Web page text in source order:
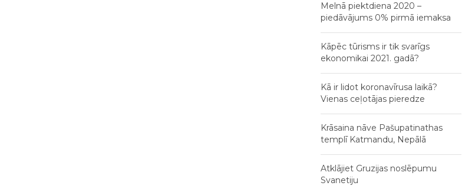
Melnā piektdiena 2020 –
piedāvājums 0% pirmā iemaksa
Kāpēc tūrisms ir tik svarīgs
ekonomikai 2021. gadā?
Kā ir lidot koronavīrusa laikā?
Vienas ceļotājas pieredze
Krāsaina nāve Pašupatinathas
templī Katmandu, Nepālā
Atklājiet Gruzijas noslēpumu
Svanetiju